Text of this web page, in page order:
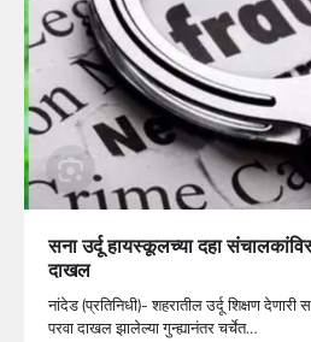
सना उर्दू हायस्कूलच्या दहा
दाखल
नांदेड (प्रतिनिधी)- शहरातील उर्दू शिक्षण
परवा दाखल झालेल्या गुन्ह्यानंतर चर्चेत…